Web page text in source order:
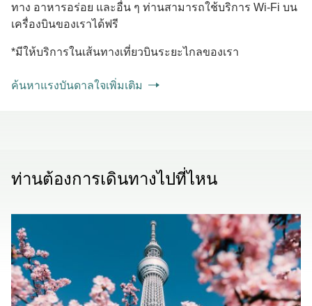
ทาง อาหารอร่อย และอื่น ๆ ท่านสามารถใช้บริการ Wi-Fi บน
เครื่องบินของเราได้ฟรี
*มีให้บริการในเส้นทางเที่ยวบินระยะไกลของเรา
ค้นหาแรงบันดาลใจเพิ่มเติม
ท่านต้องการเดินทางไปที่ไหน